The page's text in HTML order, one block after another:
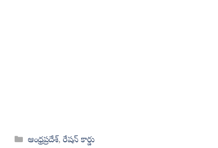
Categories
ఆంధ్రప్రదేశ్,రేషన్ కార్డు